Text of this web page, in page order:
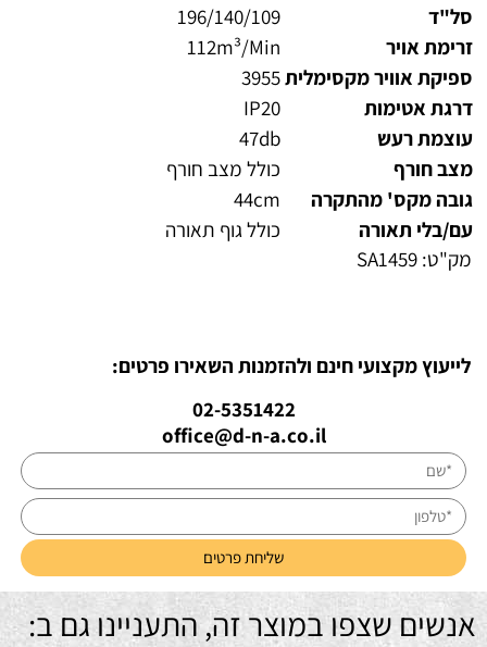
סל"ד
196/140/109
זרימת אויר
112m³/Min
ספיקת אוויר מקסימלית3955
דרגת אטימות
IP20
עוצמת רעש
47db
מצב חורף
כולל מצב חורף
גובה מקס' מהתקרה
44cm
עם/בלי תאורה
כולל גוף תאורה
מק"ט: SA1459
לייעוץ מקצועי חינם ולהזמנות השאירו פרטים:
02-5351422
office@d-n-a.co.il
אנשים שצפו במוצר זה, התעניינו גם ב: